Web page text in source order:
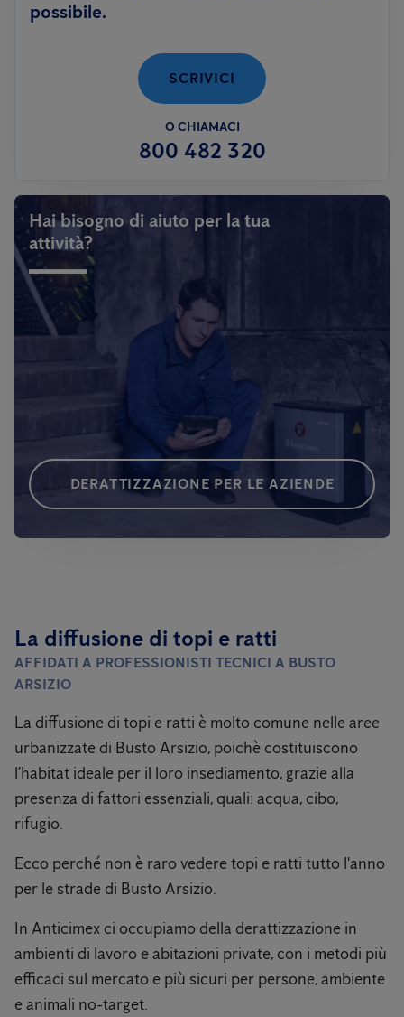
possibile.
SCRIVICI
O CHIAMACI
800 482 320
Hai bisogno di aiuto per la tua
attività?
DERATTIZZAZIONE PER LE AZIENDE
La diffusione di topi e ratti
AFFIDATI A PROFESSIONISTI TECNICI A BUSTO
ARSIZIO
La diffusione di topi e ratti è molto comune nelle aree
urbanizzate di Busto Arsizio, poichè costituiscono
l’habitat ideale per il loro insediamento, grazie alla
presenza di fattori essenziali, quali: acqua, cibo,
rifugio.
Ecco perché non è raro vedere topi e ratti tutto l'anno
per le strade di Busto Arsizio.
In Anticimex ci occupiamo della derattizzazione in
ambienti di lavoro e abitazioni private, con i metodi più
efficaci sul mercato e più sicuri per persone, ambiente
e animali no-target.